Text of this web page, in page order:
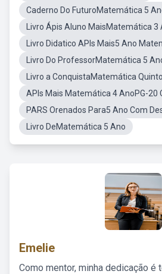
Caderno Do FuturoMatemática 5
Livro Ápis Aluno MaisMatemática
Livro Didatico APIs Mais5 Ano
Livro Do ProfessorMatemática 5
Livro a ConquistaMatemática
APIs Mais Matemática 4 AnoPG-20
PARS Orenados Para5 Ano Com
Livro DeMatemática 5 Ano
Emelie
Como mentor, minha dedicação é